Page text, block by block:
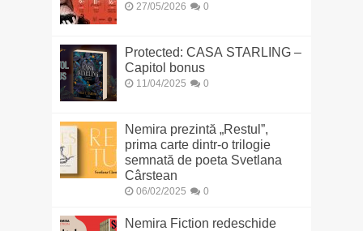
27/05/2026 0
Protected: CASA STARLING –
Capitol bonus
11/04/2025 0
Nemira prezintă „Restul”,
prima carte dintr-o trilogie
semnată de poeta Svetlana
Cârstean
06/02/2025 0
Nemira Fiction redeschide